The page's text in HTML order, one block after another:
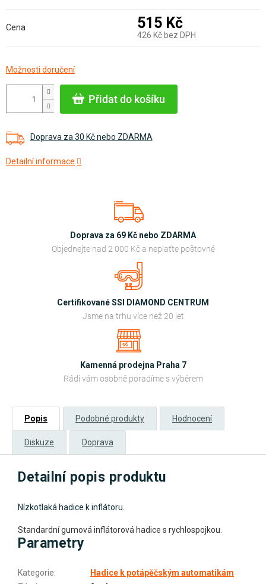
Přidat do košíku
Doprava za 30 Kč nebo ZDARMA
Detailní informace
Cena 515 Kč
426 Kč bez DPH
cena:
Možnosti doručení
Doprava za 69 Kč nebo ZDARMA
Objednejte nad 2 000 Kč a neplaťte poštovné
Certifikované SSI DIAMOND CENTRUM
Jsme na trhu více než 20 let
Kamenná prodejna Praha 7
Rádi vám osobně poradíme s výběrem
Popis Podobné produkty Hodnocení
Diskuze Doprava
Detailní popis produktu
Nízkotlaká hadice k inflátoru.
Standardní gumová inflátorová hadice s rychlospojkou.
Parametry
Kategorie:
Hadice k potápěčským automatikám